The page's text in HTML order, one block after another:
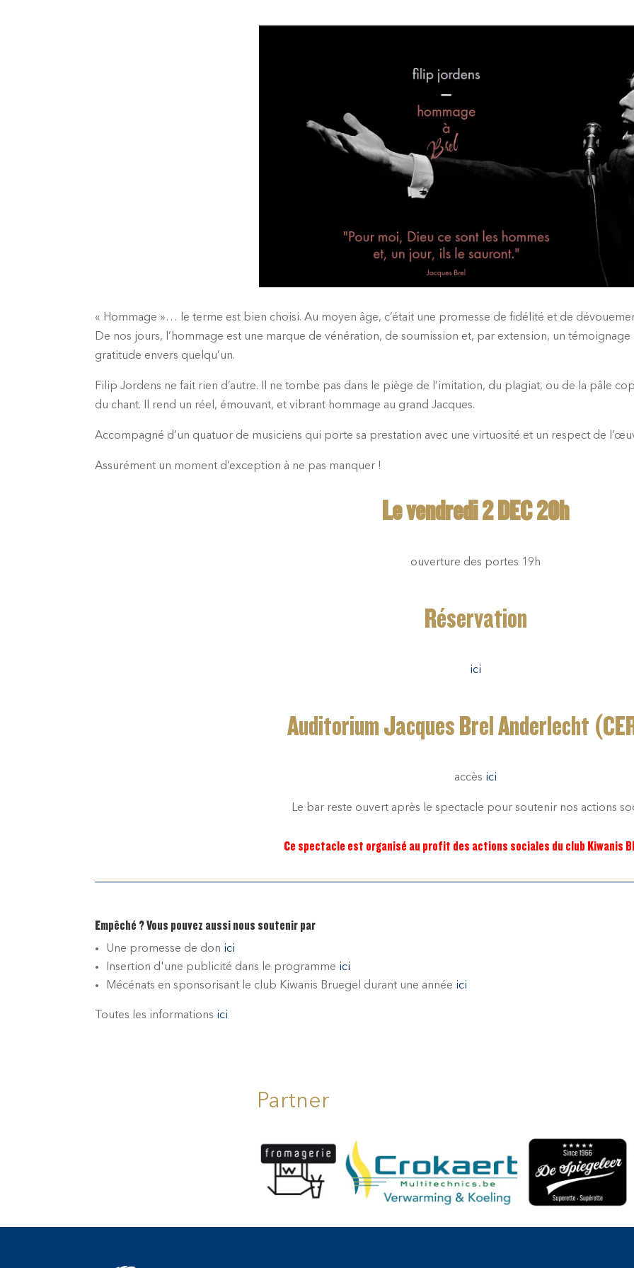
« Hommage »… le terme est bien choisi. Au moyen âge, c’était une promesse de fidélité et de
De nos jours, l’hommage est une marque de vénération, de soumission et, par extension, un
gratitude envers quelqu’un.
Filip Jordens ne fait rien d’autre. Il ne tombe pas dans le piège de l’imitation, du plagiat, ou de la pâle
du chant. Il rend un réel, émouvant, et vibrant hommage au grand Jacques.
Accompagné d’un quatuor de musiciens qui porte sa prestation avec une virtuosité et un respect de
Assurément un moment d’exception à ne pas manquer !
Le vendredi 2 DEC 20h
ouverture des portes 19h
Réservation
ici
Auditorium Jacques Brel Anderlecht
accès ici
Le bar reste ouvert après le spectacle pour soutenir nos actions
Ce spectacle est organisé au profit des actions sociales du club Kiwanis
Empêché ? Vous pouvez aussi nous soutenir par
Une promesse de don ici
Insertion d'une publicité dans le programme ici
Mécénats en sponsorisant le club Kiwanis Bruegel durant une année ici
Toutes les informations ici
Partner